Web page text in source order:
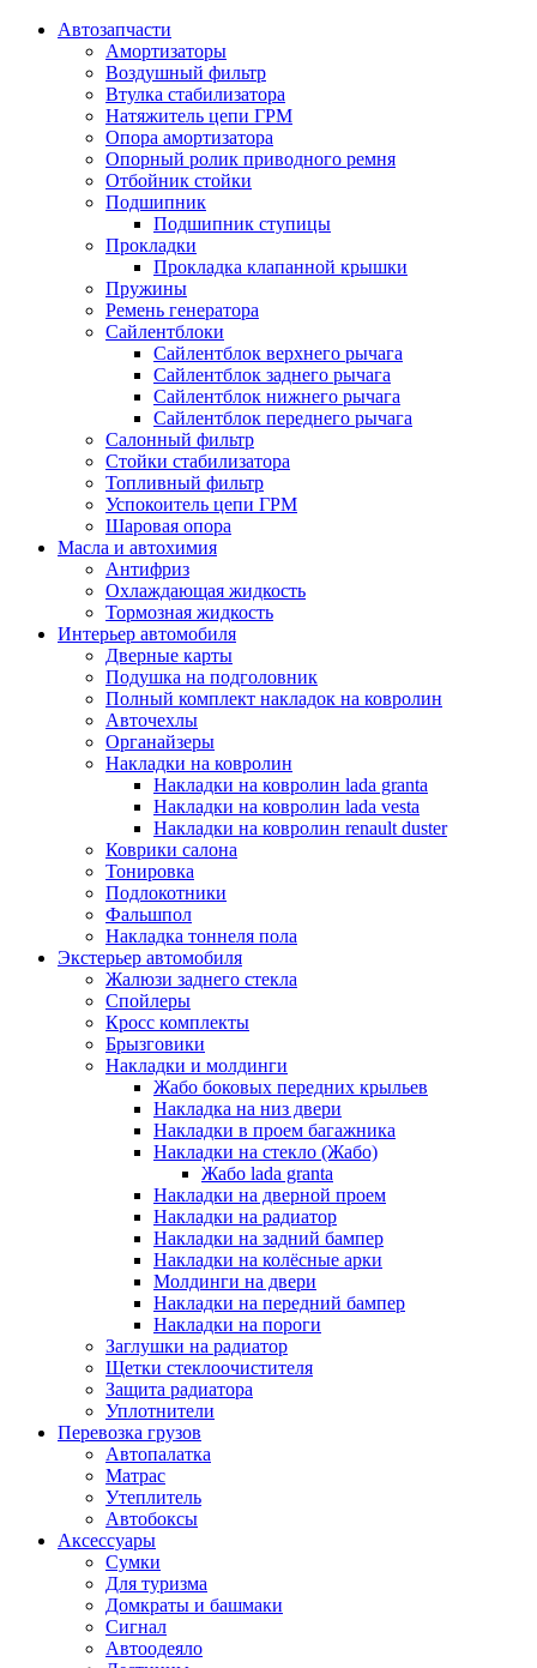
Автозапчасти
Амортизаторы
Воздушный фильтр
Втулка стабилизатора
Натяжитель цепи ГРМ
Опора амортизатора
Опорный ролик приводного ремня
Отбойник стойки
Подшипник
Подшипник ступицы
Прокладки
Прокладка клапанной крышки
Пружины
Ремень генератора
Сайлентблоки
Сайлентблок верхнего рычага
Сайлентблок заднего рычага
Сайлентблок нижнего рычага
Сайлентблок переднего рычага
Салонный фильтр
Стойки стабилизатора
Топливный фильтр
Успокоитель цепи ГРМ
Шаровая опора
Масла и автохимия
Антифриз
Охлаждающая жидкость
Тормозная жидкость
Интерьер автомобиля
Дверные карты
Подушка на подголовник
Полный комплект накладок на ковролин
Авточехлы
Органайзеры
Накладки на ковролин
Накладки на ковролин lada granta
Накладки на ковролин lada vesta
Накладки на ковролин renault duster
Коврики салона
Тонировка
Подлокотники
Фальшпол
Накладка тоннеля пола
Экстерьер автомобиля
Жалюзи заднего стекла
Спойлеры
Кросс комплекты
Брызговики
Накладки и молдинги
Жабо боковых передних крыльев
Накладка на низ двери
Накладки в проем багажника
Накладки на стекло (Жабо)
Жабо lada granta
Накладки на дверной проем
Накладки на радиатор
Накладки на задний бампер
Накладки на колёсные арки
Молдинги на двери
Накладки на передний бампер
Накладки на пороги
Заглушки на радиатор
Щетки стеклоочистителя
Защита радиатора
Уплотнители
Перевозка грузов
Автопалатка
Матрас
Утеплитель
Автобоксы
Аксессуары
Сумки
Для туризма
Домкраты и башмаки
Сигнал
Автоодеяло